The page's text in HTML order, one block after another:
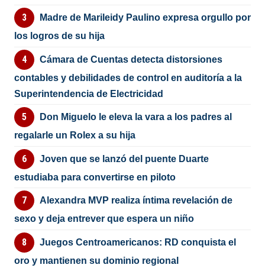
Madre de Marileidy Paulino expresa orgullo por
los logros de su hija
Cámara de Cuentas detecta distorsiones
contables y debilidades de control en auditoría a la
Superintendencia de Electricidad
Don Miguelo le eleva la vara a los padres al
regalarle un Rolex a su hija
Joven que se lanzó del puente Duarte
estudiaba para convertirse en piloto
Alexandra MVP realiza íntima revelación de
sexo y deja entrever que espera un niño
Juegos Centroamericanos: RD conquista el
oro y mantienen su dominio regional